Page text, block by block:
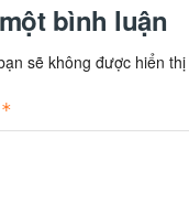
bình luận
sẽ không được hiển
*